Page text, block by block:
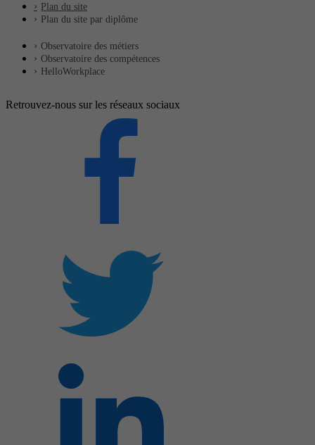
Plan du site
Plan du site par diplôme
Observatoire des métiers
Observatoire des compétences
HelloWorkplace
Retrouvez-nous sur les réseaux sociaux